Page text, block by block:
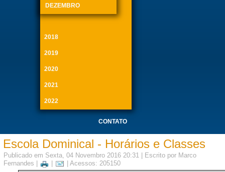
DEZEMBRO
2018
2019
2020
2021
2022
CONTATO
Escola Dominical - Horários e Classes
Publicado em Sexta, 04 Novembro 2016 20:31
Escrito por Marco
Fernandes
| Acessos: 205150